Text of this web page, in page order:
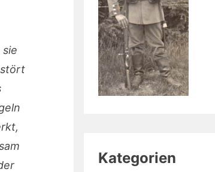
Kategorien